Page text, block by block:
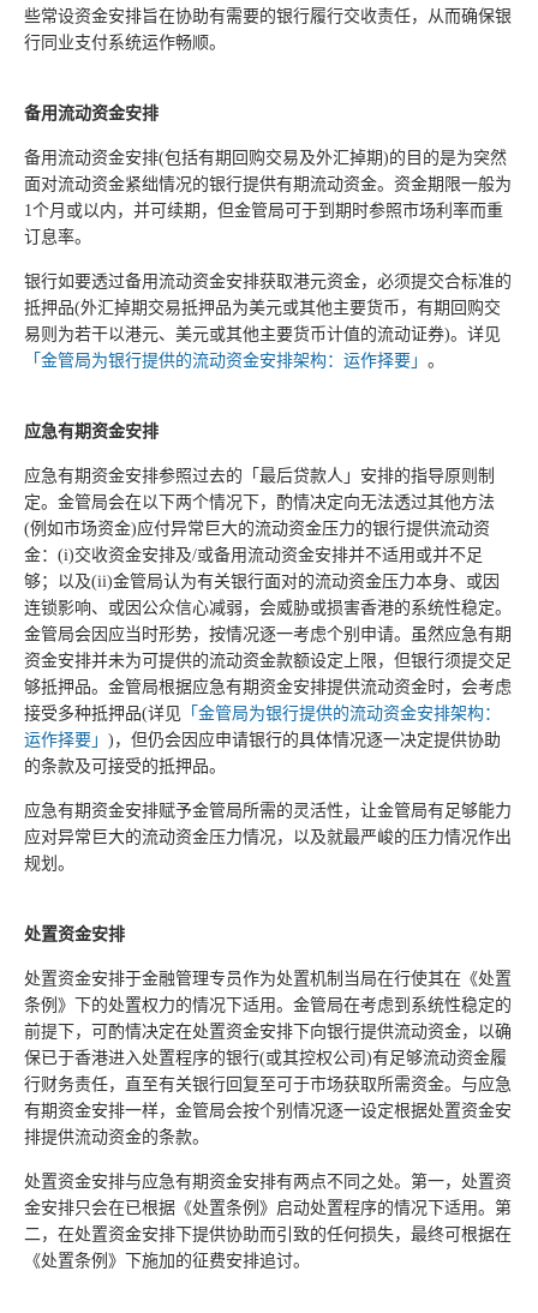
些常设资金安排旨在协助有需要的银行履行交收责任，从而确保银
行同业支付系统运作畅顺。
备用流动资金安排
备用流动资金安排(包括有期回购交易及外汇掉期)的目的是为突然
面对流动资金紧绌情况的银行提供有期流动资金。资金期限一般为
1个月或以内，并可续期，但金管局可于到期时参照市场利率而重
订息率。
银行如要透过备用流动资金安排获取港元资金，必须提交合标准的
抵押品(外汇掉期交易抵押品为美元或其他主要货币，有期回购交
易则为若干以港元、美元或其他主要货币计值的流动证券)。详见
「金管局为银行提供的流动资金安排架构：运作择要」 。
应急有期资金安排
应急有期资金安排参照过去的「最后贷款人」安排的指导原则制
定。金管局会在以下两个情况下，酌情决定向无法透过其他方法
(例如市场资金)应付异常巨大的流动资金压力的银行提供流动资
金：(i)交收资金安排及/或备用流动资金安排并不适用或并不足
够；以及(ii)金管局认为有关银行面对的流动资金压力本身、或因
连锁影响、或因公众信心减弱，会威胁或损害香港的系统性稳定。
金管局会因应当时形势，按情况逐一考虑个别申请。虽然应急有期
资金安排并未为可提供的流动资金款额设定上限，但银行须提交足
够抵押品。金管局根据应急有期资金安排提供流动资金时，会考虑
接受多种抵押品(详见 「金管局为银行提供的流动资金安排架构：
运作择要」 )，但仍会因应申请银行的具体情况逐一决定提供协助
的条款及可接受的抵押品。
应急有期资金安排赋予金管局所需的灵活性，让金管局有足够能力
应对异常巨大的流动资金压力情况，以及就最严峻的压力情况作出
规划。
处置资金安排
处置资金安排于金融管理专员作为处置机制当局在行使其在《处置
条例》下的处置权力的情况下适用。金管局在考虑到系统性稳定的
前提下，可酌情决定在处置资金安排下向银行提供流动资金，以确
保已于香港进入处置程序的银行(或其控权公司)有足够流动资金履
行财务责任，直至有关银行回复至可于市场获取所需资金。与应急
有期资金安排一样，金管局会按个别情况逐一设定根据处置资金安
排提供流动资金的条款。
处置资金安排与应急有期资金安排有两点不同之处。第一，处置资
金安排只会在已根据《处置条例》启动处置程序的情况下适用。第
二，在处置资金安排下提供协助而引致的任何损失，最终可根据在
《处置条例》下施加的征费安排追讨。